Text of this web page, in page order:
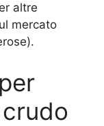
altre
mercato